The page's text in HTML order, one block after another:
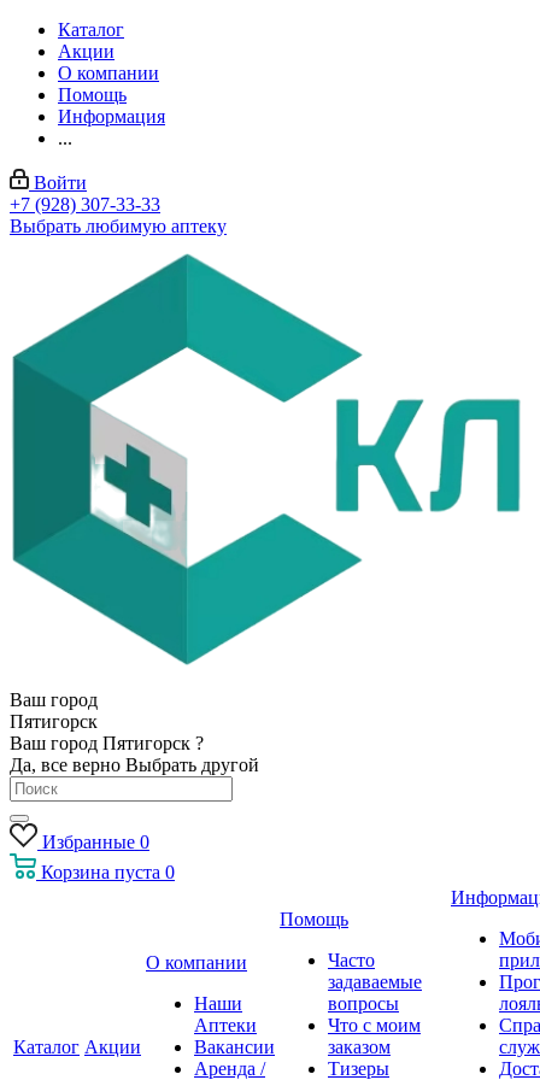
Каталог
Акции
О компании
Помощь
Информация
...
Войти
+7 (928) 307-33-33
Выбрать любимую аптеку
Ваш город
Пятигорск
Ваш город Пятигорск ?
Да, все верно Выбрать другой
Избранные 0
Корзина пуста 0
Каталог Акции
О компании
Наши
Аптеки
Вакансии
Аренда /
Помощь
Часто
задаваемые
вопросы
Что с моим
заказом
Тизеры